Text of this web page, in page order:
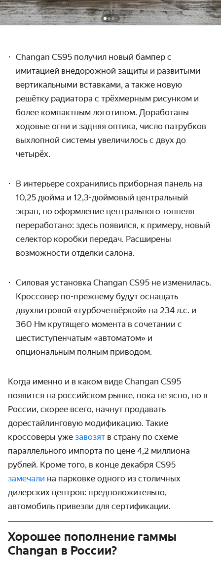
Changan CS95 получил новый бампер с
имитацией внедорожной защиты и развитыми
вертикальными вставками, а также новую
решётку радиатора с трёхмерным рисунком и
более компактным логотипом. Доработаны
ходовые огни и задняя оптика, число патрубков
выхлопной системы увеличилось с двух до
четырёх.
В интерьере сохранились приборная панель на
10,25 дюйма и 12,3-дюймовый центральный
экран, но оформление центрального тоннеля
переработано: здесь появился, к примеру, новый
селектор коробки передач. Расширены
возможности отделки салона.
Силовая установка Changan CS95 не изменилась.
Кроссовер по-прежнему будут оснащать
двухлитровой «турбочетвёркой» на 234 л.с. и
360 Нм крутящего момента в сочетании с
шестиступенчатым «автоматом» и
опциональным полным приводом.
Когда именно и в каком виде Changan CS95
появится на российском рынке, пока не ясно, но в
России, скорее всего, начнут продавать
дорестайлинговую модификацию. Такие
кроссоверы уже завозят в страну по схеме
параллельного импорта по цене 4,2 миллиона
рублей. Кроме того, в конце декабря CS95
замечали на парковке одного из столичных
дилерских центров: предположительно,
автомобиль привезли для сертификации.
Хорошее пополнение гаммы
Changan в России?